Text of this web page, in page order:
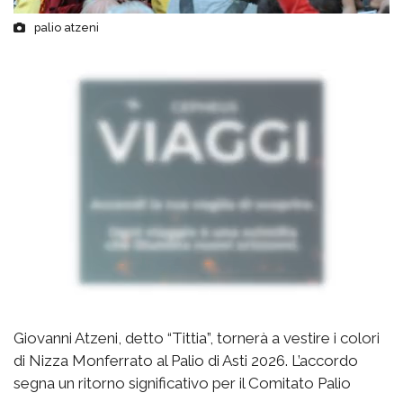
palio atzeni
Giovanni Atzeni, detto “Tittia”, tornerà a vestire i colori
di Nizza Monferrato al Palio di Asti 2026. L’accordo
segna un ritorno significativo per il Comitato Palio